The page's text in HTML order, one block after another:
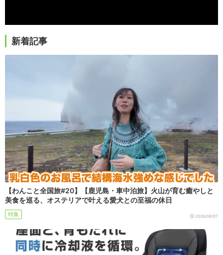
新着記事
【わんこと全国旅#20】【鹿児島・車中泊旅】火山が育む癒やしと
美食を巡る、オステリアで叶える愛犬との至福の休日
特集 2026/08/07